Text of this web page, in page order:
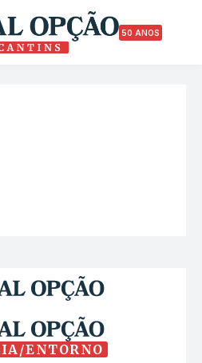
50 ANOS
ENTORNO